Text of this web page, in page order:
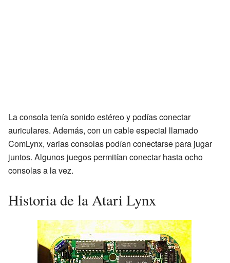
La consola tenía sonido estéreo y podías conectar
auriculares. Además, con un cable especial llamado
ComLynx, varias consolas podían conectarse para jugar
juntos. Algunos juegos permitían conectar hasta ocho
consolas a la vez.
Historia de la Atari Lynx